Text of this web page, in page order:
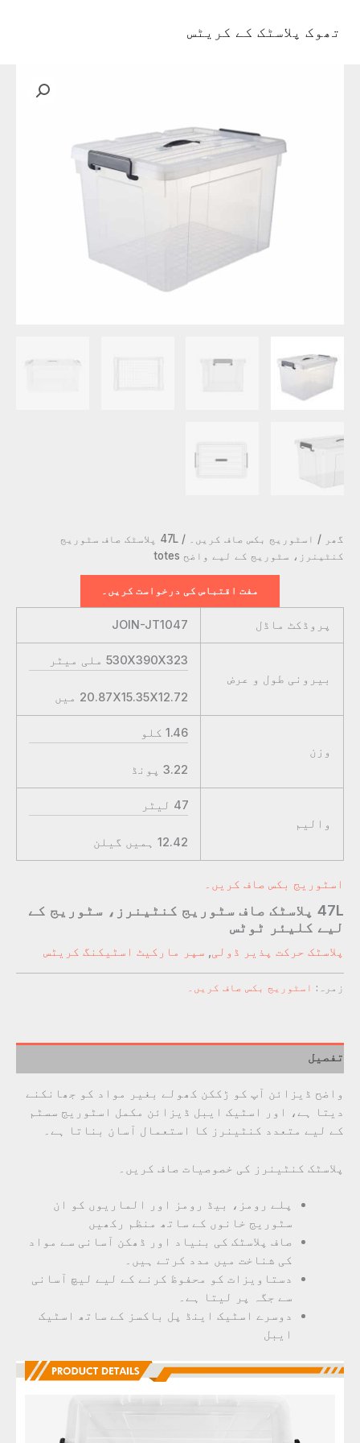
جائیں۔
تھوک پلاسٹک کے کریٹس
گھر / اسٹوریج بکس صاف کریں۔
/ 47L پلاسٹک صاف سٹوریج
کنٹینرز، سٹوریج کے لیے واضح totes
مفت اقتباس کی درخواست کریں۔
پروڈکٹ ماڈل JOIN-JT1047
بیرونی طول و عرض
530X390X323 ملی میٹر
20.87X15.35X12.72 میں
وزن
1.46 کلو
3.22 پونڈ
والیم
47 لیٹر
12.42 ہمیں گیلن
اسٹوریج بکس صاف کریں۔
47L پلاسٹک صاف سٹوریج کنٹینرز، سٹوریج کے
لیے کلیئر ٹوٹس
پلاسٹک حرکت پذیر ڈولی, سپر مارکیٹ اسٹیکنگ کریٹس
زمرہ: اسٹوریج بکس صاف کریں۔
تفصیل
واضح ڈیزائن آپ کو ڑککن کھولے بغیر مواد کو جھانکنے
دیتا ہے، اور اسٹیک ایبل ڈیزائن مکمل اسٹوریج سسٹم
کے لیے متعدد کنٹینرز کا استعمال آسان بناتا ہے۔
پلاسٹک کنٹینرز کی خصوصیات صاف کریں۔
پلے رومز، بیڈ رومز اور الماریوں کو ان
سٹوریج خانوں کے ساتھ منظم رکھیں
صاف پلاسٹک کی بنیاد اور ڈھکن آسانی سے مواد
کی شناخت میں مدد کرتے ہیں۔
دستاویزات کو محفوظ کرنے کے لیے لیچ آسانی
سے جگہ پر لیتا ہے۔
دوسرے اسٹیک اینڈ پل باکسز کے ساتھ اسٹیک
ایبل